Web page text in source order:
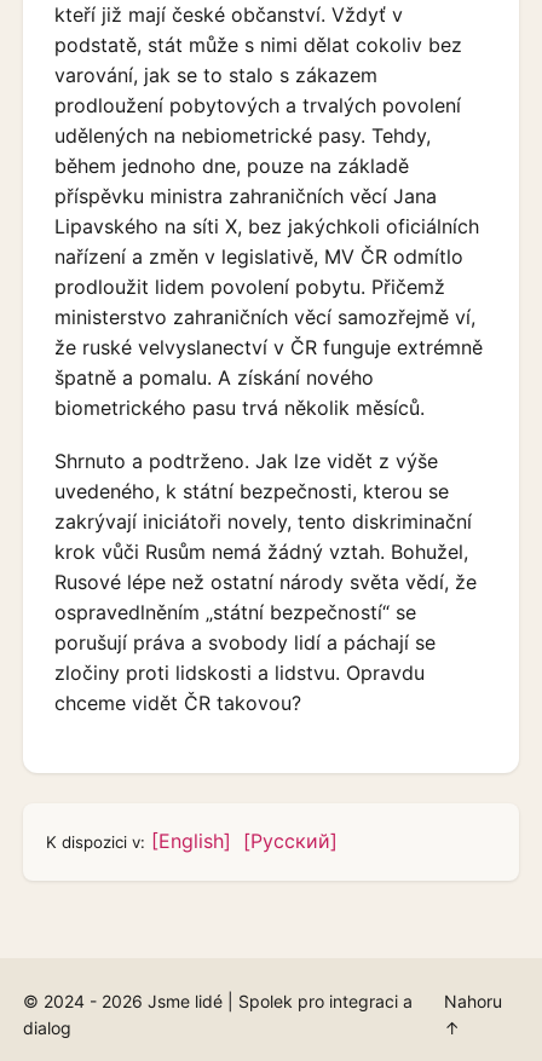
kteří již mají české občanství. Vždyť v
podstatě, stát může s nimi dělat cokoliv bez
varování, jak se to stalo s zákazem
prodloužení pobytových a trvalých povolení
udělených na nebiometrické pasy. Tehdy,
během jednoho dne, pouze na základě
příspěvku ministra zahraničních věcí Jana
Lipavského na síti X, bez jakýchkoli oficiálních
nařízení a změn v legislativě, MV ČR odmítlo
prodloužit lidem povolení pobytu. Přičemž
ministerstvo zahraničních věcí samozřejmě ví,
že ruské velvyslanectví v ČR funguje extrémně
špatně a pomalu. A získání nového
biometrického pasu trvá několik měsíců.
Shrnuto a podtrženo. Jak lze vidět z výše
uvedeného, k státní bezpečnosti, kterou se
zakrývají iniciátoři novely, tento diskriminační
krok vůči Rusům nemá žádný vztah. Bohužel,
Rusové lépe než ostatní národy světa vědí, že
ospravedlněním „státní bezpečností“ se
porušují práva a svobody lidí a páchají se
zločiny proti lidskosti a lidstvu. Opravdu
chceme vidět ČR takovou?
K dispozici v: [English] [Русский]
© 2024 - 2026 Jsme lidé | Spolek pro integraci a
dialog
Nahoru
↑